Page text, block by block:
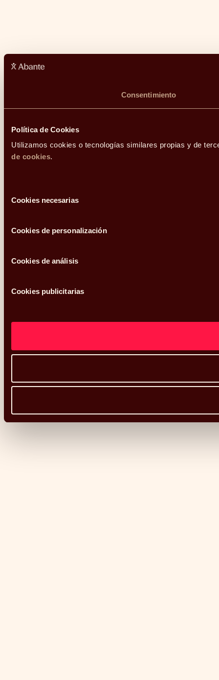
Consentimiento
Política de Cookies
Utilizamos cookies o tecnologías similares propias y de
de cookies.
deCookies necesarias
Cookies de personalización
Cookies de análisis
Cookies publicitarias